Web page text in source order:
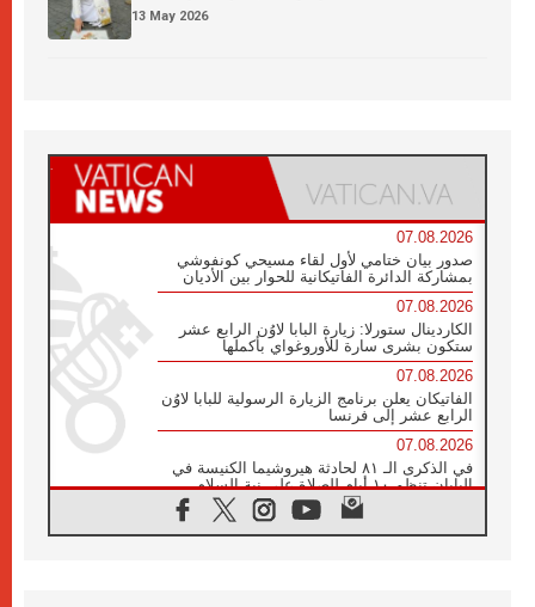
13 May 2026
07.08.2026
صدور بيان ختامي لأول لقاء مسيحي كونفوشي
بمشاركة الدائرة الفاتيكانية للحوار بين الأديان
07.08.2026
الكاردينال ستورلا: زيارة البابا لاوُن الرابع عشر
ستكون بشرى سارة للأوروغواي بأكملها
07.08.2026
الفاتيكان يعلن برنامج الزيارة الرسولية للبابا لاوُن
الرابع عشر إلى فرنسا
07.08.2026
في الذكرى الـ ٨١ لحادثة هيروشيما الكنيسة في
اليابان تنظم ١٠ أيام للصلاة على نية السلام
الكنيسة في الأوروغواي: زيارة البابا ستعزز